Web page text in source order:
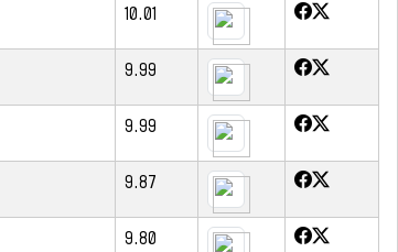
10.01
9.99
9.99
9.87
9.80